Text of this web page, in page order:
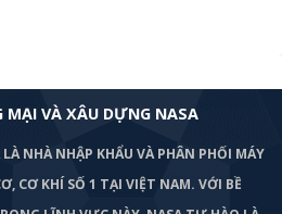
VÀ XÂU DỰNG NASA
NHÀ NHẬP KHẨU VÀ PHÂN PHỐI MÁY
CƠ KHÍ SỐ 1 TẠI VIỆT NAM. VỚI BỀ